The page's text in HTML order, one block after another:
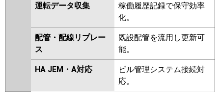
運転データ収集
稼働履歴記録で保守効率
化。
配管・配線リプレー
ス
既設配管を流用し更新可
能。
HA JEM・A対応
ビル管理システム接続対
応。